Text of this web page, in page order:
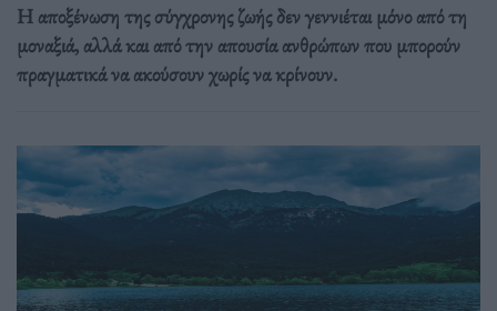
Η αποξένωση της σύγχρονης ζωής δεν γεννιέται μόνο από τη
μοναξιά, αλλά και από την απουσία ανθρώπων που μπορούν
πραγματικά να ακούσουν χωρίς να κρίνουν.